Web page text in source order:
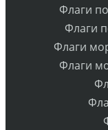
Флаги
Флаги
Флаги
Флаги